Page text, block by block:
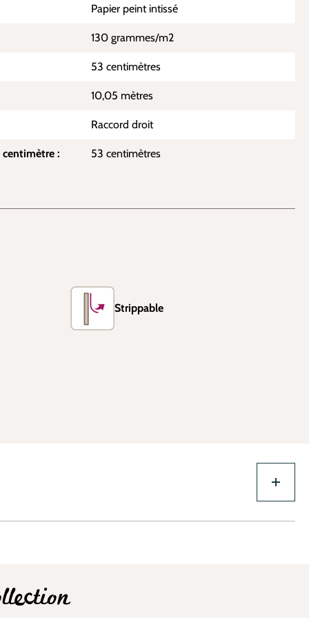
Papier peint intissé
130 grammes/m2
53 centimètres
10,05 mètres
Raccord droit
: 53 centimètres
Strippable